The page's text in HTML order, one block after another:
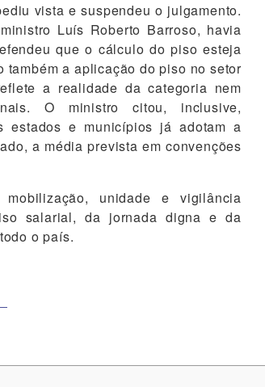
vista e suspendeu o julgamento.
Luís Roberto Barroso, havia
que o cálculo do piso esteja
a aplicação do piso no setor
a realidade da categoria nem
O ministro citou, inclusive,
estados e municípios já adotam a
a média prevista em convenções
unidade e vigilância
salarial, da jornada digna e da
o país.